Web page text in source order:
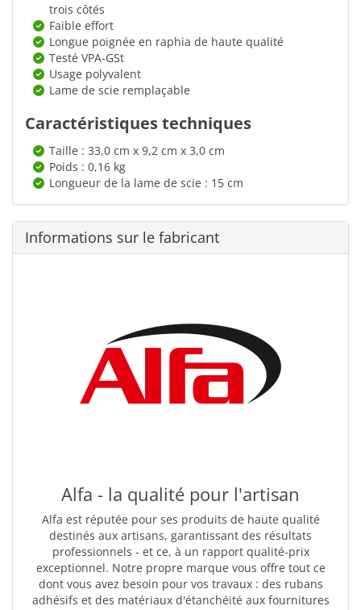
trois côtés
Faible effort
Longue poignée en raphia de haute qualité
Testé VPA-GSt
Usage polyvalent
Lame de scie remplaçable
Caractéristiques techniques
Taille : 33,0 cm x 9,2 cm x 3,0 cm
Poids : 0,16 kg
Longueur de la lame de scie : 15 cm
Informations sur le fabricant
Alfa - la qualité pour l'artisan
Alfa est réputée pour ses produits de haute qualité
destinés aux artisans, garantissant des résultats
professionnels - et ce, à un rapport qualité-prix
exceptionnel. Notre propre marque vous offre tout ce
dont vous avez besoin pour vos travaux : des rubans
adhésifs et des matériaux d'étanchéité aux fournitures